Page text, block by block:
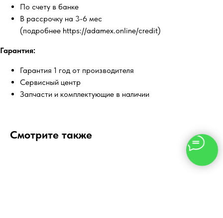
По счету в банке
В рассрочку на 3-6 мес
(подробнее https://adamex.online/credit)
Гарантия:
Гарантия 1 год от производителя
Сервисный центр
Запчасти и комплектующие в наличии
Смотрите также